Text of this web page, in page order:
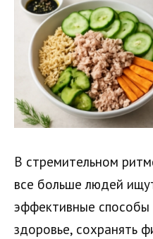
В стремительном
все больше людей
эффективные
здоровье, сохранять